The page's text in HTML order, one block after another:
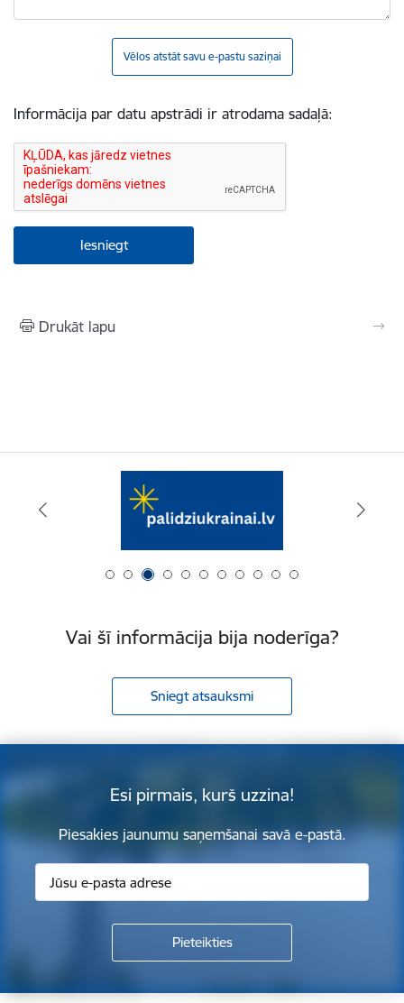
Vēlos atstāt savu e-pastu saziņai
Informācija par datu apstrādi ir atrodama sadaļā:
Drukāt lapu
Vai šī informācija bija noderīga?
Sniegt atsauksmi
Esi pirmais, kurš uzzina!
Piesakies jaunumu saņemšanai savā e-pastā.